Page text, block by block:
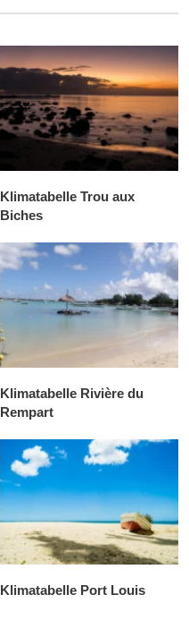
Klimatabelle Trou aux
Biches
Klimatabelle Rivière du
Rempart
Klimatabelle Port Louis